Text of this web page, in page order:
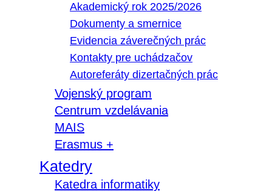
Akademický rok 2025/2026
Dokumenty a smernice
Evidencia záverečných prác
Kontakty pre uchádzačov
Autoreferáty dizertačných prác
Vojenský program
Centrum vzdelávania
MAIS
Erasmus +
Katedry
Katedra informatiky